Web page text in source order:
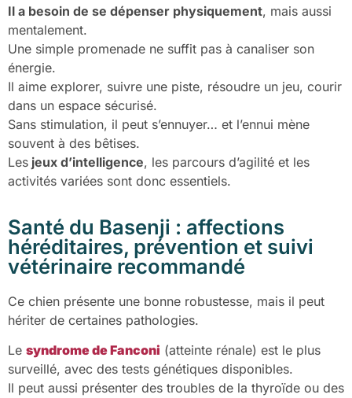
Il a besoin de se dépenser physiquement, mais aussi
mentalement.
Une simple promenade ne suffit pas à canaliser son
énergie.
Il aime explorer, suivre une piste, résoudre un jeu, courir
dans un espace sécurisé.
Sans stimulation, il peut s’ennuyer… et l’ennui mène
souvent à des bêtises.
Les jeux d’intelligence, les parcours d’agilité et les
activités variées sont donc essentiels.
Santé du Basenji : affections
héréditaires, prévention et suivi
vétérinaire recommandé
Ce chien présente une bonne robustesse, mais il peut
hériter de certaines pathologies.
Le syndrome de Fanconi (atteinte rénale) est le plus
surveillé, avec des tests génétiques disponibles.
Il peut aussi présenter des troubles de la thyroïde ou des